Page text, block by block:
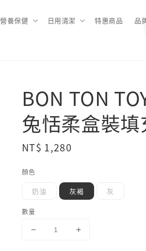
營養保健 日用清潔 特惠商品 品
BON TON
兔恬柔盒裝
Regular
NT$ 1,280
顏色
奶油 灰褐 灰
數量